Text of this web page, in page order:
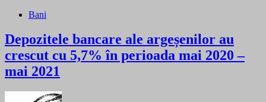
Bani
Depozitele bancare ale argeșenilor au
crescut cu 5,7% în perioada mai 2020 –
mai 2021